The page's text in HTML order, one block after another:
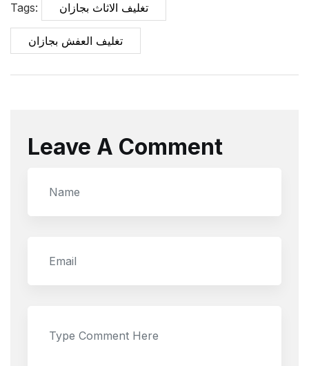
Tags: تغليف الاثاث بجازان
تغليف العفش بجازان
Leave A Comment